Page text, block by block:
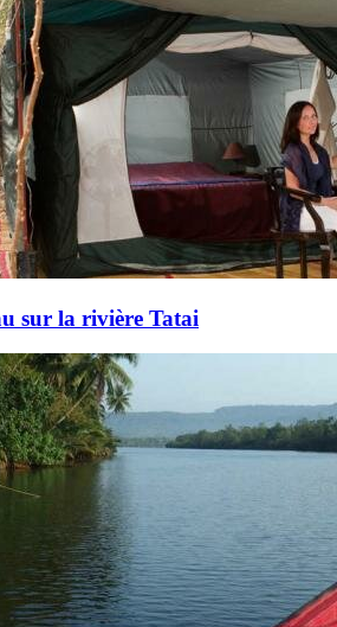
sur la rivière Tatai